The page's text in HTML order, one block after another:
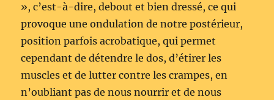
», c’est-à-dire, debout et bien dressé, ce qui
provoque une ondulation de notre postérieur,
position parfois acrobatique, qui permet
cependant de détendre le dos, d’étirer les
muscles et de lutter contre les crampes, en
n’oubliant pas de nous nourrir et de nous